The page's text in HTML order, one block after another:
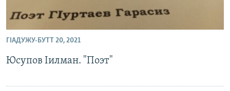
ГIАДУЖУ-БУТТ 20, 2021
Юсупов Iилман. "Поэт"